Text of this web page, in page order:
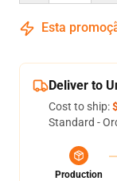
Esta
Deliver to
Cost to ship:
Standard -
Production